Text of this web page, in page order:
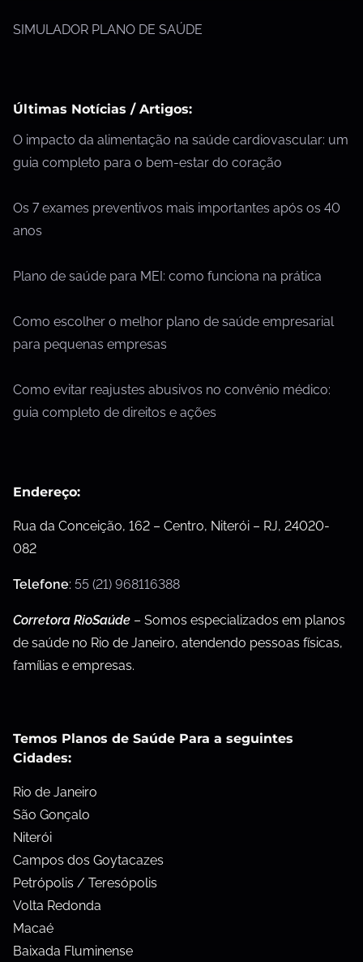
SIMULADOR PLANO DE SAÚDE
Últimas Notícias / Artigos:
O impacto da alimentação na saúde cardiovascular: um
guia completo para o bem-estar do coração
Os 7 exames preventivos mais importantes após os 40
anos
Plano de saúde para MEI: como funciona na prática
Como escolher o melhor plano de saúde empresarial
para pequenas empresas
Como evitar reajustes abusivos no convênio médico:
guia completo de direitos e ações
Endereço:
Rua da Conceição, 162 – Centro, Niterói – RJ, 24020-
082
Telefone: 55 (21) 968116388
Corretora RioSaúde – Somos especializados em planos
de saúde no Rio de Janeiro, atendendo pessoas físicas,
famílias e empresas.
Temos Planos de Saúde Para a seguintes
Cidades:
Rio de Janeiro
São Gonçalo
Niterói
Campos dos Goytacazes
Petrópolis / Teresópolis
Volta Redonda
Macaé
Baixada Fluminense